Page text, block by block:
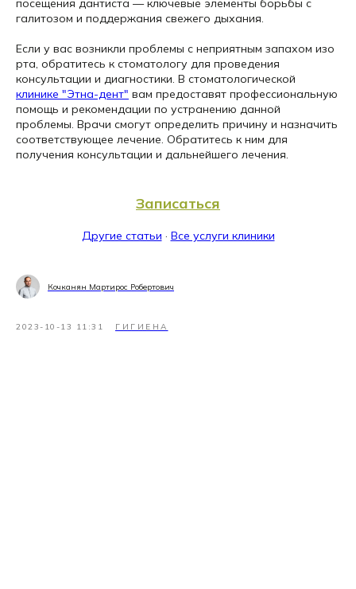
посещения дантиста — ключевые элементы борьбы с
галитозом и поддержания свежего дыхания.
Если у вас возникли проблемы с неприятным запахом изо
рта, обратитесь к стоматологу для проведения
консультации и диагностики. В стоматологической
клинике "Этна-дент" вам предоставят профессиональную
помощь и рекомендации по устранению данной
проблемы. Врачи смогут определить причину и назначить
соответствующее лечение. Обратитесь к ним для
получения консультации и дальнейшего лечения.
Записаться
Другие статьи · Все услуги клиники
Кочканян Мартирос Робертович
2023-10-13 11:31 ГИГИЕНА